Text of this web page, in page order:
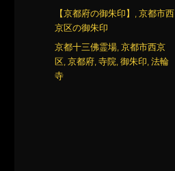
稿
日:
カ
テ
ゴ
リ
ー
【京都府の御朱印】 ,京都市西
京区の御朱印
タ
グ
京都十三佛霊場 ,京都市西京
区 ,京都府 ,寺院 ,御朱印 ,法輪
寺